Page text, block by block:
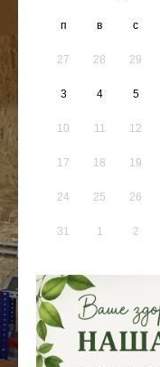
п в с
27 28 29
3 4 5
10 11 12
17 18 19
24 25 26
31 1 2